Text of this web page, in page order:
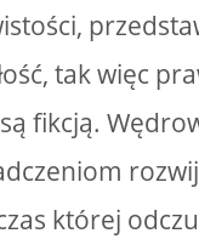
tak więc
fikcją.
której